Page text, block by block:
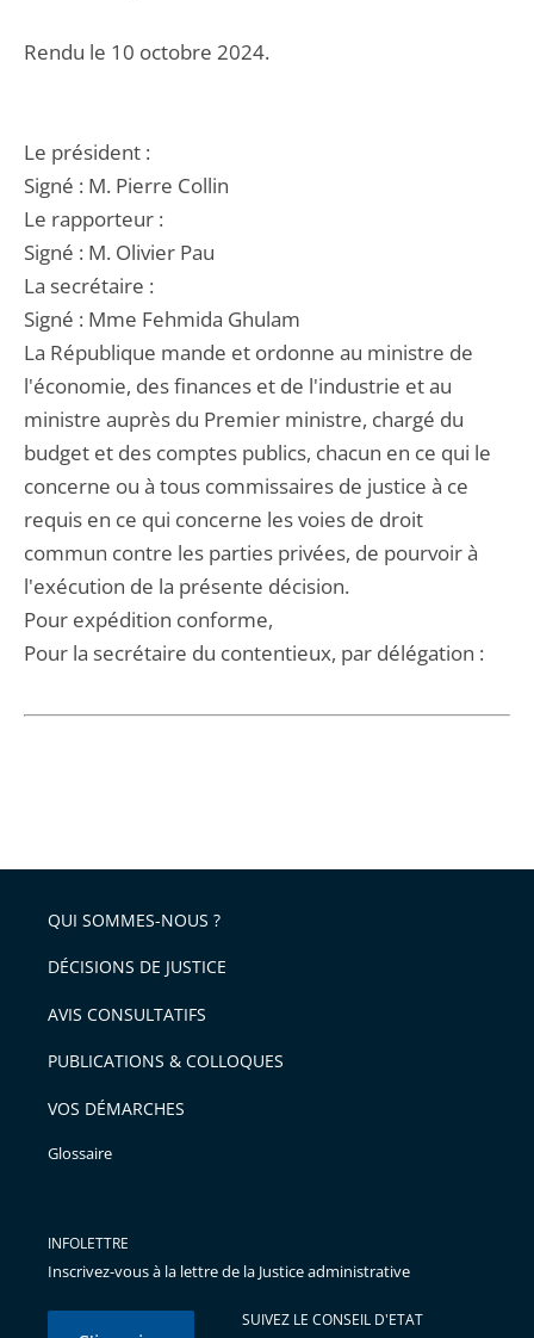
Rendu le 10 octobre 2024.
Le président :
Signé : M. Pierre Collin
Le rapporteur :
Signé : M. Olivier Pau
La secrétaire :
Signé : Mme Fehmida Ghulam
La République mande et ordonne au ministre de
l'économie, des finances et de l'industrie et au
ministre auprès du Premier ministre, chargé du
budget et des comptes publics, chacun en ce qui le
concerne ou à tous commissaires de justice à ce
requis en ce qui concerne les voies de droit
commun contre les parties privées, de pourvoir à
l'exécution de la présente décision.
Pour expédition conforme,
Pour la secrétaire du contentieux, par délégation :
QUI SOMMES-NOUS ?
DÉCISIONS DE JUSTICE
AVIS CONSULTATIFS
PUBLICATIONS & COLLOQUES
VOS DÉMARCHES
Glossaire
INFOLETTRE
Inscrivez-vous à la lettre de la Justice administrative
SUIVEZ LE CONSEIL D'ETAT